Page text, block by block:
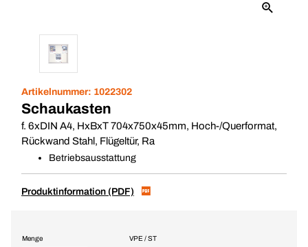
Artikelnummer: 1022302
Schaukasten
f. 6xDIN A4, HxBxT 704x750x45mm, Hoch-/Querformat,
Rückwand Stahl, Flügeltür, Ra
Betriebsausstattung
Produktinformation (PDF)
VPE / ST
Menge